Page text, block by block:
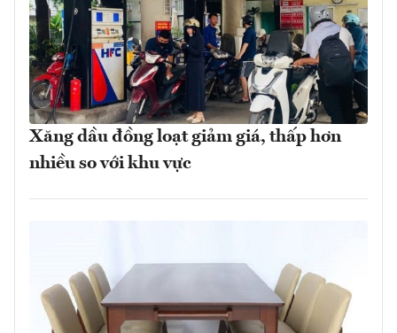
Xăng dầu đồng loạt giảm giá, thấp hơn
nhiều so với khu vực